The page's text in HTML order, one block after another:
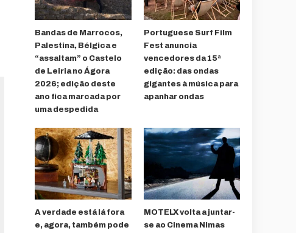
Bandas de Marrocos,
Palestina, Bélgica e
“assaltam” o Castelo
de Leiria no Ágora
2026; edição deste
ano fica marcada por
uma despedida
Portuguese Surf Film
Fest anuncia
vencedores da 15ª
edição: das ondas
gigantes à música para
apanhar ondas
A verdade está lá fora
e, agora, também pode
MOTELX volta a juntar-
se ao Cinema Nimas